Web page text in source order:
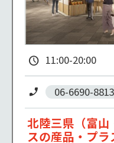
11:00-20:00
06-6690-8813
北陸三県（富
スの産品・プ